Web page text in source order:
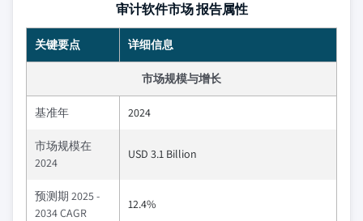
审计软件市场 报告属性
关键要点 详细信息
市场规模与增长
基准年 2024
市场规模在
2024
USD 3.1 Billion
预测期 2025 -
2034 CAGR
12.4%